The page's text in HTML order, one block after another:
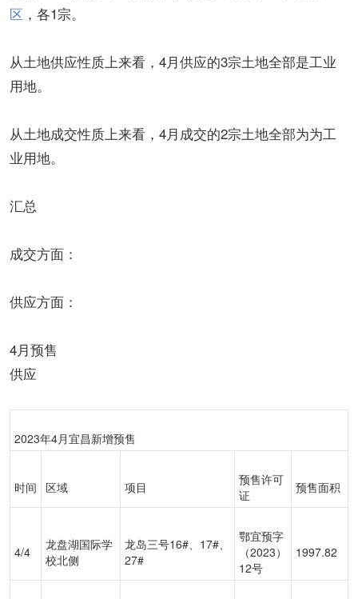
区 ，各1宗。
从土地供应性质上来看，4月供应的3宗土地全部是工业
用地。
从土地成交性质上来看，4月成交的2宗土地全部为为工
业用地。
汇总
成交方面：
供应方面：
4月预售
供应
2023年4月宜昌新增预售
时间 区域 项目
预售许可
证
预售面积
4/4
龙盘湖国际学
校北侧
龙岛三号16#、17#、
27#
鄂宜预字
（2023）
12号
1997.82